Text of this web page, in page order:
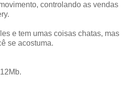
controlando as vendas
e tem umas coisas chatas, mas
se acostuma.